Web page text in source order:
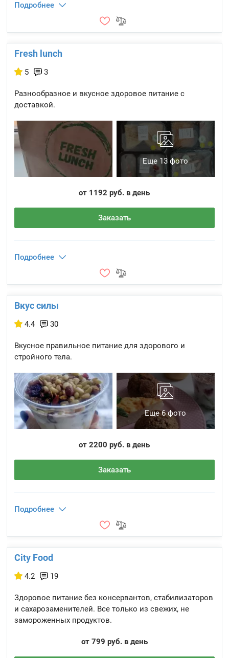
Подробнее
Fresh lunch
5 3
Разнообразное и вкусное здоровое питание с
доставкой.
Еще 13 фото
от 1192 руб. в день
Заказать
Подробнее
Вкус силы
4.4 30
Вкусное правильное питание для здорового и
стройного тела.
Еще 6 фото
от 2200 руб. в день
Заказать
Подробнее
City Food
4.2 19
Здоровое питание без консервантов, стабилизаторов
и сахарозаменителей. Все только из свежих, не
замороженных продуктов.
от 799 руб. в день